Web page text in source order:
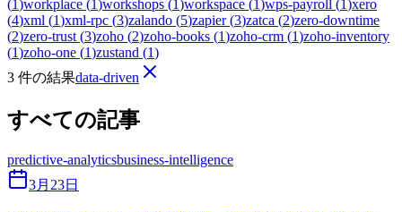
(1)workplace (1)workshops (1)workspace (1)wps-payroll (1)xero
(4)xml (1)xml-rpc (3)zalando (5)zapier(3)zatca (2)zero-downtime
(2)zero-trust (3)zoho (2)zoho-books (1)zoho-crm (1)zoho-inventory
(1)zoho-one (1)zustand (1)
3 件の結果data-driven
すべての記事
predictive-analyticsbusiness-intelligence
3月23日